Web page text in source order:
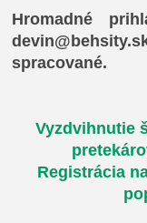
Hromadné
spracované.
Vyzdvihnutie
Registrácia